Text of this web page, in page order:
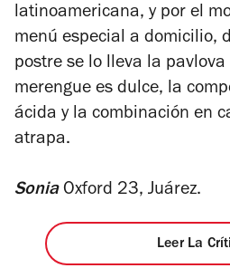
estrellas
latinoamericana, y por el
menú especial a domicilio,
postre se lo lleva la
merengue es dulce, la
ácida y la combinación en
atrapa.
SoniaOxford 23, Juárez.
Leer La